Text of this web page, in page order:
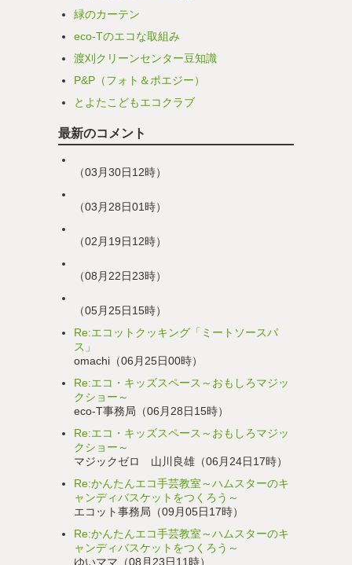
緑のカーテン
eco-Tのエコな取組み
渡刈クリーンセンター豆知識
P&P（フォト＆ポエジー）
とよたこどもエコクラブ
最新のコメント
（03月30日12時）
（03月28日01時）
（02月19日12時）
（08月22日23時）
（05月25日15時）
Re:エコットクッキング「ミートソースパ
ス」
omachi（06月25日00時）
Re:エコ・キッズスペース～おもしろマジッ
クショー～
eco-T事務局（06月28日15時）
Re:エコ・キッズスペース～おもしろマジッ
クショー～
マジックゼロ 山川良雄（06月24日17時）
Re:かんたんエコ手芸教室～ハムスターのキ
ャンディバスケットをつくろう～
エコット事務局（09月05日17時）
Re:かんたんエコ手芸教室～ハムスターのキ
ャンディバスケットをつくろう～
ゆいママ（08月23日11時）